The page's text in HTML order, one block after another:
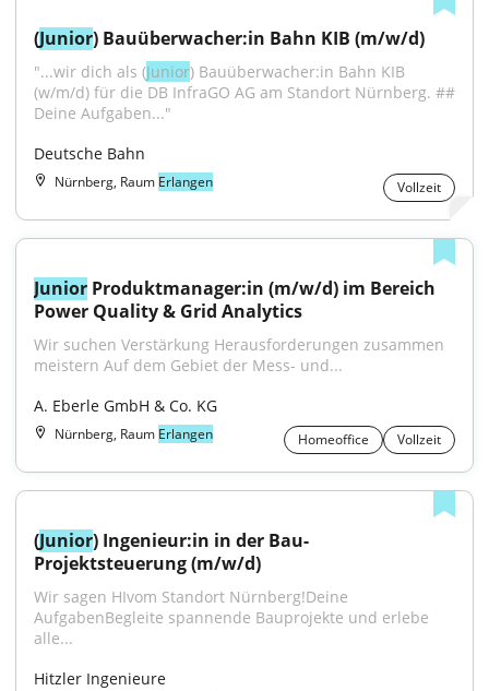
(Junior) Bauüberwacher:in Bahn KIB (m/w/d)
"...wir dich als (Junior) Bauüberwacher:in Bahn KIB
(w/m/d) für die DB InfraGO AG am Standort Nürnberg. ##
Deine Aufgaben..."
Deutsche Bahn
Nürnberg, Raum Erlangen Vollzeit
Junior Produktmanager:in (m/w/d) im Bereich
Power Quality & Grid Analytics
Wir suchen Verstärkung Herausforderungen zusammen
meistern Auf dem Gebiet der Mess- und...
A. Eberle GmbH & Co. KG
Nürnberg, Raum Erlangen Homeoffice Vollzeit
(Junior) Ingenieur:in in der Bau-
Projektsteuerung (m/w/d)
Wir sagen HIvom Standort Nürnberg!Deine
AufgabenBegleite spannende Bauprojekte und erlebe
alle...
Hitzler Ingenieure